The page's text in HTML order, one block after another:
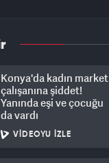
Konya'da kadın market
çalışanına şiddet!
Yanında eşi ve çocuğu
da vardı
VIDEOYU İZLE